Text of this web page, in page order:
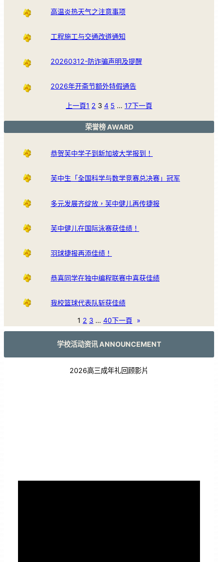
高温炎热天气之注意事项
工程施工与交通改道通知
20260312-防诈骗声明及提醒
2026年开斋节额外特假通告
上一頁1 2 3 4 5 … 17下一頁
荣誉榜 AWARD
恭贺芙中学子到新加坡大学报到！
芙中生「全国科学与数学竞赛总决赛」冠军
多元发展齐绽放，芙中健儿再传捷报
芙中健儿在国际泳赛获佳绩！
羽球捷报再添佳绩！
恭喜同学在独中编程联赛中喜获佳绩
我校篮球代表队斩获佳绩
1 2 3 … 40下一頁 »
学校活动资讯 ANNOUNCEMENT
2026高三成年礼回顾影片